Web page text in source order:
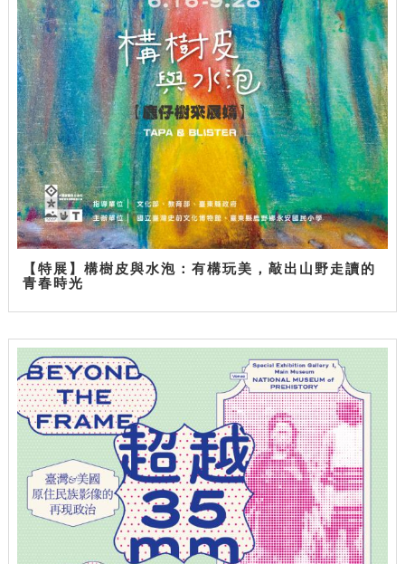
【特展】構樹皮與水泡：有構玩美，敲出山野走讀的
青春時光